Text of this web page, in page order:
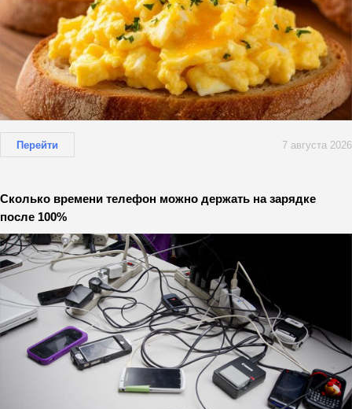
Перейти 7 августа 2026
Сколько времени телефон можно держать на зарядке
после 100%